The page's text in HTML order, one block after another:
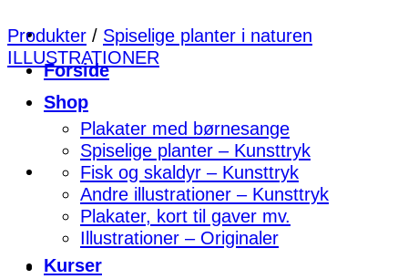
Forside
Shop
Plakater med børnesange
Spiselige planter – Kunsttryk
Fisk og skaldyr – Kunsttryk
Andre illustrationer – Kunsttryk
Plakater, kort til gaver mv.
Illustrationer – Originaler
Kurser
Produkter / Spiselige planter i naturen
ILLUSTRATIONER